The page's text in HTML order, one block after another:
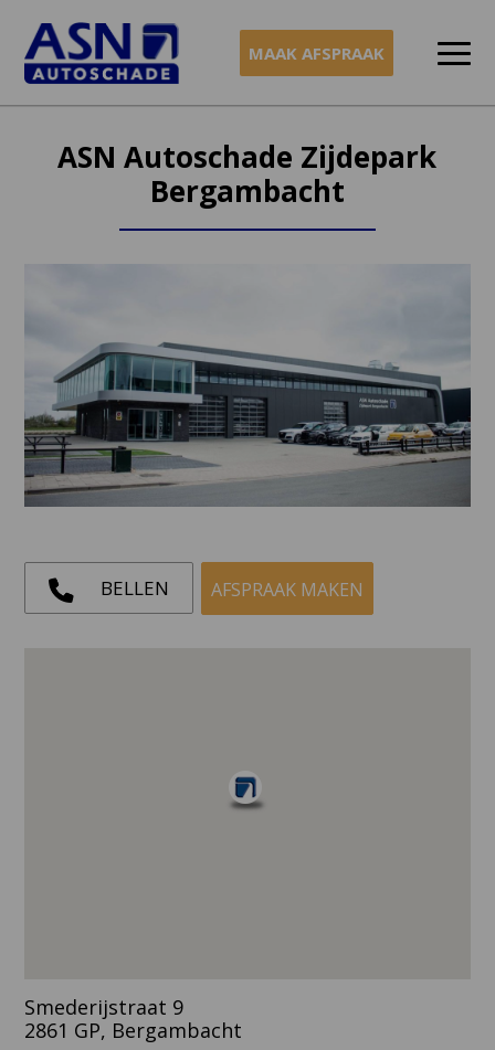
MAAK AFSPRAAK
ASN Autoschade Zijdepark
Bergambacht
BELLEN AFSPRAAK MAKEN
Smederijstraat 9
2861 GP, Bergambacht